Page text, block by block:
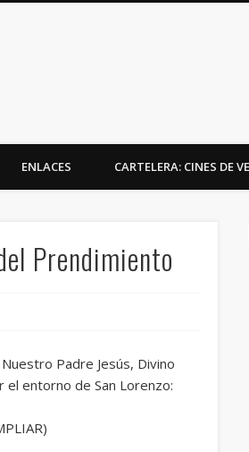
ENLACES CARTELERA: CINES DE
Prendimiento
Padre Jesús, Divino
entorno de San Lorenzo: